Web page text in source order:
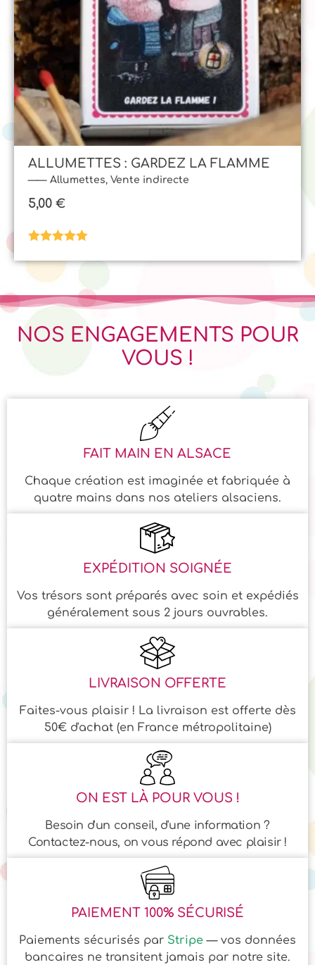
Allumettes, Vente indirecte
ALLUMETTES : GARDEZ LA FLAMME
5,00 €
sur 5
NOS ENGAGEMENTS POUR
VOUS !
FAIT MAIN EN ALSACE
Chaque création est imaginée et fabriquée à
quatre mains dans nos ateliers alsaciens.
EXPÉDITION SOIGNÉE
Vos trésors sont préparés avec soin et expédiés
généralement sous 2 jours ouvrables.
LIVRAISON OFFERTE
Faites-vous plaisir ! La livraison est offerte dès
50€ d'achat (en France métropolitaine)
ON EST LÀ POUR VOUS !
Besoin d'un conseil, d'une information ?
Contactez-nous, on vous répond avec plaisir !
PAIEMENT 100% SÉCURISÉ
Paiements sécurisés par Stripe — vos données
bancaires ne transitent jamais par notre site.